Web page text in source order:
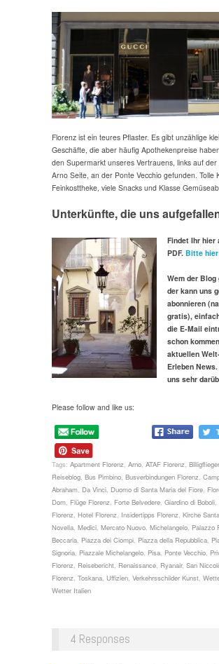
Florenz ist ein teures Pflaster. Es gibt unzählige
Geschäfte, die aber häufig Apothekenpreise
den Supermarkt unseres Vertrauens, links auf der
Arno Seite, an der Ponte Vecchio gefunden. Tolle
Feinkosttheke, viele Snacks und Klasse
Unterkünfte, die uns
Findet Ihr hier
PDF. Bitte
Wem der
der kann uns
abonnieren
gratis),
die E-Mail
schon
aktuellen
Erleben
uns sehr
Please follow and like us:
Tags: Apartment Florenz Arno ATAF Florenz Billigflieger
Reiseblog Bus Pimbino Busverbindungen Florenz
Abraham Da Vinci Duomo di Santa Maria del Fiore
Dom Flüge Florenz Forte Belvedere Giardino di Boboli
Florenz Hotel Florenz Insidertipps Florenz Kirche
Novella Medici Mercato Nuovo Michelangelo Palazzo
Beccaria Piazza dei Ciompi Piazza della Repubblica
Signoria Piazzale Michelangelo Pisa Ponte Vecchio
Florenz Reisebericht Renaissance Ryanair, San
Florenz Toskana Uffizien Verkehrsschilder Kunst
Wetter Italien
4 Responses